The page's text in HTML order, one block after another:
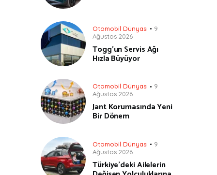
Otomobil Dünyası
9
Ağustos 2026
Togg’un Servis Ağı
Hızla Büyüyor
Otomobil Dünyası
9
Ağustos 2026
Jant Korumasında Yeni
Bir Dönem
Otomobil Dünyası
9
Ağustos 2026
Türkiye’deki Ailelerin